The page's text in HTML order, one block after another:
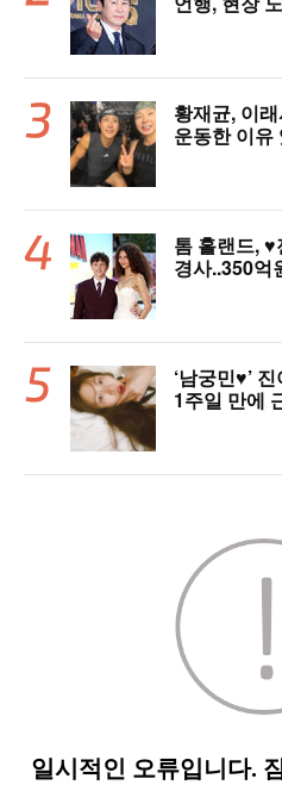
황재균, 이
운동한 이유
톰 홀랜드,
경사..350
‘남궁민♥’
1주일 만에